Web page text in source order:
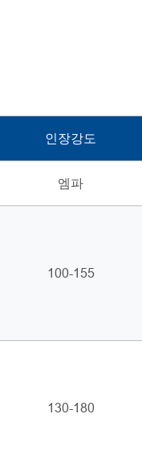
인장강도
엠파
100-155
130-180